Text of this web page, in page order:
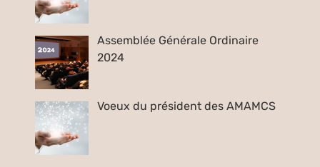
Assemblée Générale Ordinaire
2024
Voeux du président des AMAMCS